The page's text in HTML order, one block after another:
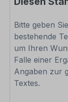
Bitte geben
bestehende
um Ihren
Falle einer
Angaben zur
Textes.